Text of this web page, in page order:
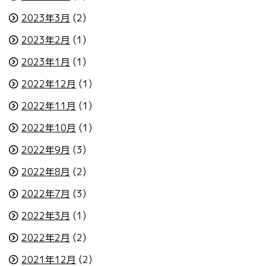
2023年3月 (2)
2023年2月 (1)
2023年1月 (1)
2022年12月 (1)
2022年11月 (1)
2022年10月 (1)
2022年9月 (3)
2022年8月 (2)
2022年7月 (3)
2022年3月 (1)
2022年2月 (2)
2021年12月 (2)